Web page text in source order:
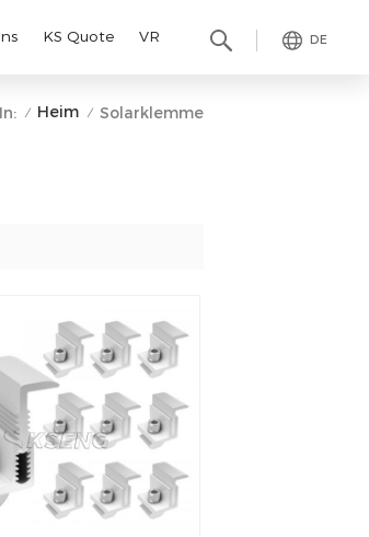
DE
KS Quote VR
/ Heim / Solarklemme